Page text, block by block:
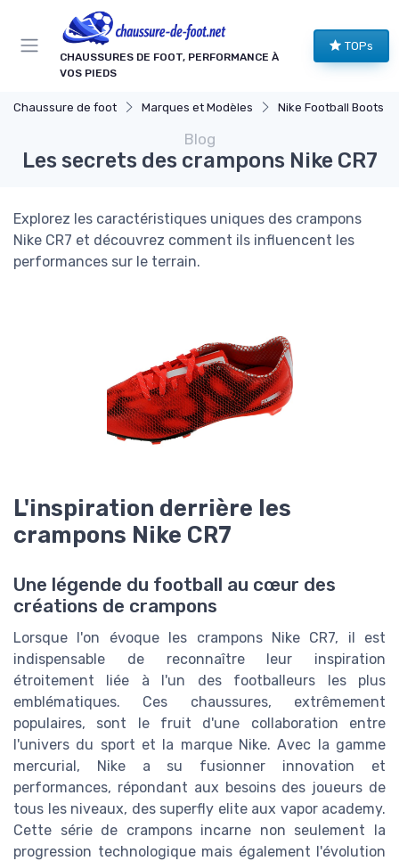
CHAUSSURES DE FOOT, PERFORMANCE À
VOS PIEDS
TOPs
Chaussure de foot Marques et Modèles Nike Football Boots
Blog
Les secrets des crampons Nike CR7
Explorez les caractéristiques uniques des crampons
Nike CR7 et découvrez comment ils influencent les
performances sur le terrain.
L'inspiration derrière les
crampons Nike CR7
Une légende du football au cœur des
créations de crampons
Lorsque l'on évoque les crampons Nike CR7, il est
indispensable de reconnaître leur inspiration
étroitement liée à l'un des footballeurs les plus
emblématiques. Ces chaussures, extrêmement
populaires, sont le fruit d'une collaboration entre
l'univers du sport et la marque Nike. Avec la gamme
mercurial, Nike a su fusionner innovation et
performances, répondant aux besoins des joueurs de
tous les niveaux, des superfly elite aux vapor academy.
Cette série de crampons incarne non seulement la
progression technologique mais également l'évolution
Panneau de gestion des cookies